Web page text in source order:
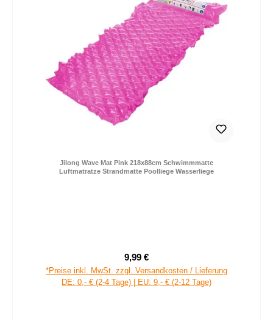
Jilong Wave Mat Pink 218x88cm Schwimmmatte
Luftmatratze Strandmatte Poolliege Wasserliege
Regulärer Preis:
9,99 €
*Preise inkl. MwSt. zzgl. Versandkosten / Lieferung
DE: 0,- € (2-4 Tage) | EU: 9,- € (2-12 Tage)